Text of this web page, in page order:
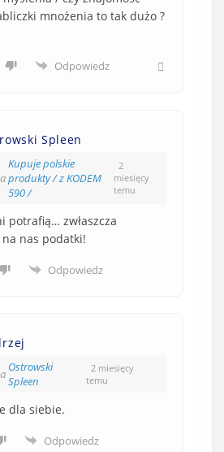
mnożenia to tak dużo ?
Odpowiedz
Spleen
Kupuje polskie
produkty / z KODEM
590 /
2
miesięcy
temu
potrafią… zwłaszcza
na nas podatki!
Odpowiedz
Ostrowski
Spleen
2 miesięcy
temu
dla siebie.
Odpowiedz